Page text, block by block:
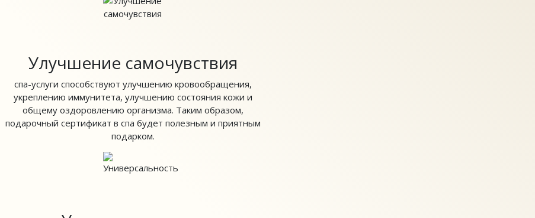
Улучшение самочувствия
спа-услуги способствуют улучшению кровообращения,
укреплению иммунитета, улучшению состояния кожи и
общему оздоровлению организма. Таким образом,
подарочный сертификат в спа будет полезным и приятным
подарком.